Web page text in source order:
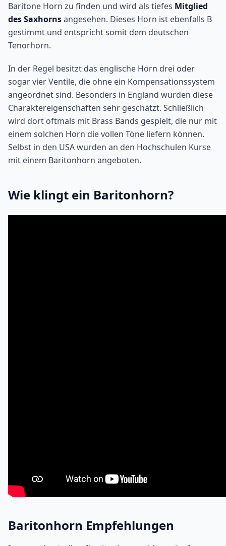
Baritone Horn zu finden und wird als tiefes Mitglied
des Saxhornsangesehen. Dieses Horn ist ebenfalls B
gestimmt und entspricht somit dem deutschen
Tenorhorn.
In der Regel besitzt das englische Horn drei oder
sogar vier Ventile, die ohne ein Kompensationssystem
angeordnet sind. Besonders in England wurden diese
Charaktereigenschaften sehr geschätzt. Schließlich
wird dort oftmals mit Brass Bands gespielt, die nur mit
einem solchen Horn die vollen Töne liefern können.
Selbst in den USA wurden an den Hochschulen Kurse
mit einem Baritonhorn angeboten.
Wie klingt ein Baritonhorn?
Baritonhorn Empfehlungen